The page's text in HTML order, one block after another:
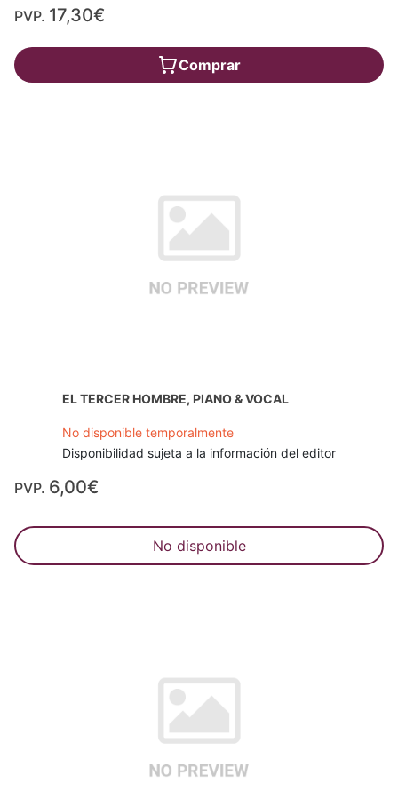
PVP. 17,30€
Comprar
EL TERCER HOMBRE, PIANO & VOCAL
No disponible temporalmente
Disponibilidad sujeta a la información del editor
PVP. 6,00€
No disponible